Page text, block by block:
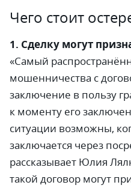
Чего стоит
1. Сделку могут
«Самый
мошенничества с
заключение в пользу
к моменту его
ситуации возможны,
заключается через
рассказывает Юлия
такой договор могут